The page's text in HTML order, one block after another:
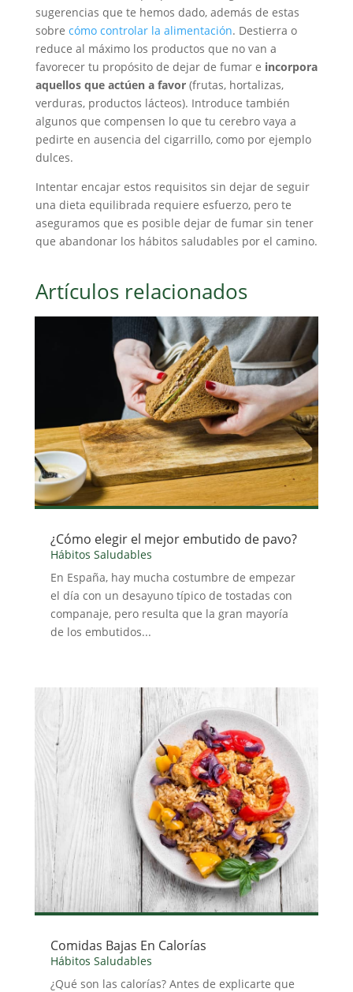
sugerencias que te hemos dado, además de estas
sobre cómo controlar la alimentación. Destierra o
reduce al máximo los productos que no van a
favorecer tu propósito de dejar de fumar e incorpora
aquellos que actúen a favor (frutas, hortalizas,
verduras, productos lácteos). Introduce también
algunos que compensen lo que tu cerebro vaya a
pedirte en ausencia del cigarrillo, como por ejemplo
dulces.
Intentar encajar estos requisitos sin dejar de seguir
una dieta equilibrada requiere esfuerzo, pero te
aseguramos que es posible dejar de fumar sin tener
que abandonar los hábitos saludables por el camino.
Artículos relacionados
¿Cómo elegir el mejor embutido de pavo?
Hábitos Saludables
En España, hay mucha costumbre de empezar
el día con un desayuno típico de tostadas con
companaje, pero resulta que la gran mayoría
de los embutidos...
Comidas Bajas En Calorías
Hábitos Saludables
¿Qué son las calorías? Antes de explicarte que